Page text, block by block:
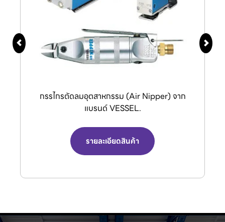
กรรไกรตัดลมอุตสาหกรรม (Air Nipper) จาก
แบรนด์ VESSEL.
รายละเอียดสินค้า